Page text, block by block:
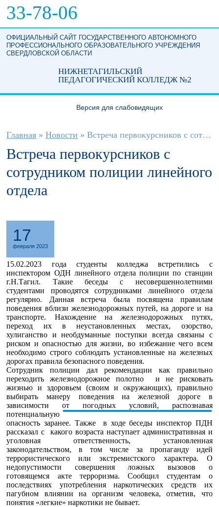
33-78-06
ОФИЦИАЛЬНЫЙ САЙТ ГОСУДАРСТВЕННОГО АВТОНОМНОГО
ПРОФЕССИОНАЛЬНОГО ОБРАЗОВАТЕЛЬНОГО УЧРЕЖДЕНИЯ
СВЕРДЛОВСКОЙ ОБЛАСТИ
НИЖНЕТАГИЛЬСКИЙ
ПЕДАГОГИЧЕСКИЙ КОЛЛЕДЖ №2
Версия для слабовидящих
Вы здесь
Главная » Новости » Встреча первокурсников с сотрудником ...
Встреча первокурсников с
сотрудником полиции линейного
отдела
17
февраля 2023
15.02.2023 года студенты колледжа встретились с
инспектором ОДН линейного отдела полиции по станции
г.Н.Тагил. Такие беседы с несовершеннолетними
студентами проводятся сотрудниками линейного отдела
регулярно. Данная встреча была посвящена правилам
поведения вблизи железнодорожных путей, на дороге и на
транспорте. Нахождение на железнодорожных путях,
переход их в неустановленных местах, озорство,
хулиганство и необдуманные поступки всегда связаны с
риском и опасностью для жизни, во избежание чего всем
необходимо строго соблюдать установленные на железных
дорогах правила безопасного поведения.
Сотрудник полиции дал рекомендации как правильно
переходить железнодорожное полотно и не рисковать
жизнью и здоровьем (своим и окружающих), правильно
выбирать манеру поведения на железной дороге в
зависимости от погодных условий, распознавая
потенциальную
опасность заранее. Также в ходе беседы инспектор ПДН
рассказал с какого возраста наступает административная и
уголовная ответственность, установленная
законодательством, в том числе за пропаганду идей
террористического или экстремистского характера. О
недопустимости совершения ложных вызовов о
готовящемся акте терроризма. Сообщил студентам о
последствиях употребления наркотических средств их
пагубном влиянии на организм человека, отметив, что
понятия «легкие» наркотики не бывает.